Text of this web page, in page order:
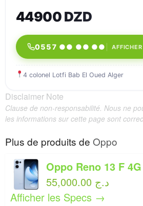
44900 DZD
0557 ●● ●● ●● AFFICHER
4 colonel Lotfi Bab El Oued Alger
Disclaimer Note
Clause de non-responsabilité. Nous ne
les informations sur cette page sont
Plus de produits de Oppo
Oppo Reno 13 F 4G
55,000.00 د.ج
Afficher les Specs →